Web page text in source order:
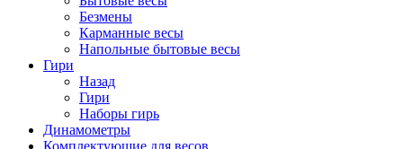
Безмены
Карманные весы
Напольные бытовые весы
Гири
Назад
Гири
Наборы гирь
Динамометры
Комплектующие для весов